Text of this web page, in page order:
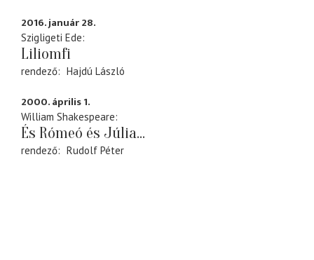
2016. január 28.
Szigligeti Ede
Liliomfi
rendező Hajdú László
2000. április 1.
William Shakespeare
És Rómeó és Júlia...
rendező Rudolf Péter